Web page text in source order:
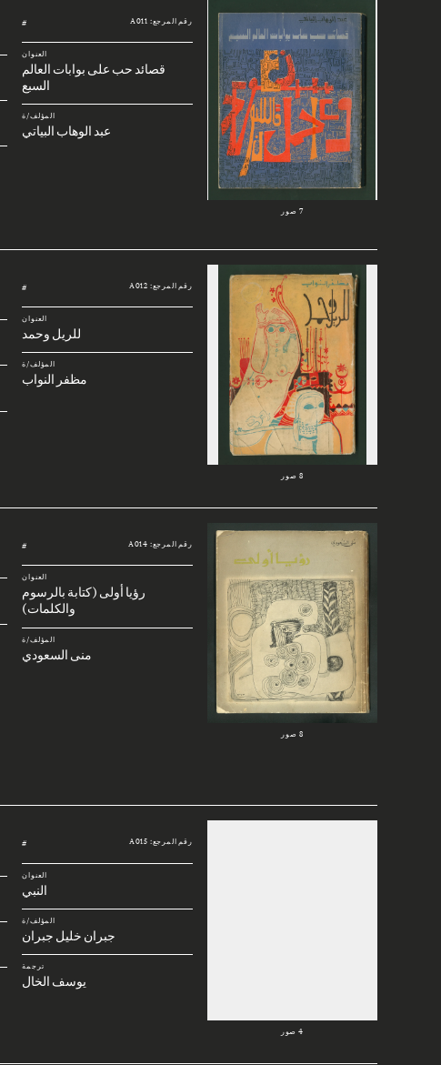
رقم المرجع: A011 #
العنوان
قصائد حب على بوابات العالم
السبع
المؤلف/ة
عبد الوهاب البياتي
7 صور
رقم المرجع: A012 #
العنوان
للريل وحمد
المؤلف/ة
مظفر النواب
8 صور
رقم المرجع: A014 #
العنوان
رؤيا أولى (كتابة بالرسوم
والكلمات)
المؤلف/ة
منى السعودي
8 صور
رقم المرجع: A015 #
العنوان
النبي
المؤلف/ة
جبران خليل جبران
ترجمة
يوسف الخال
4 صور